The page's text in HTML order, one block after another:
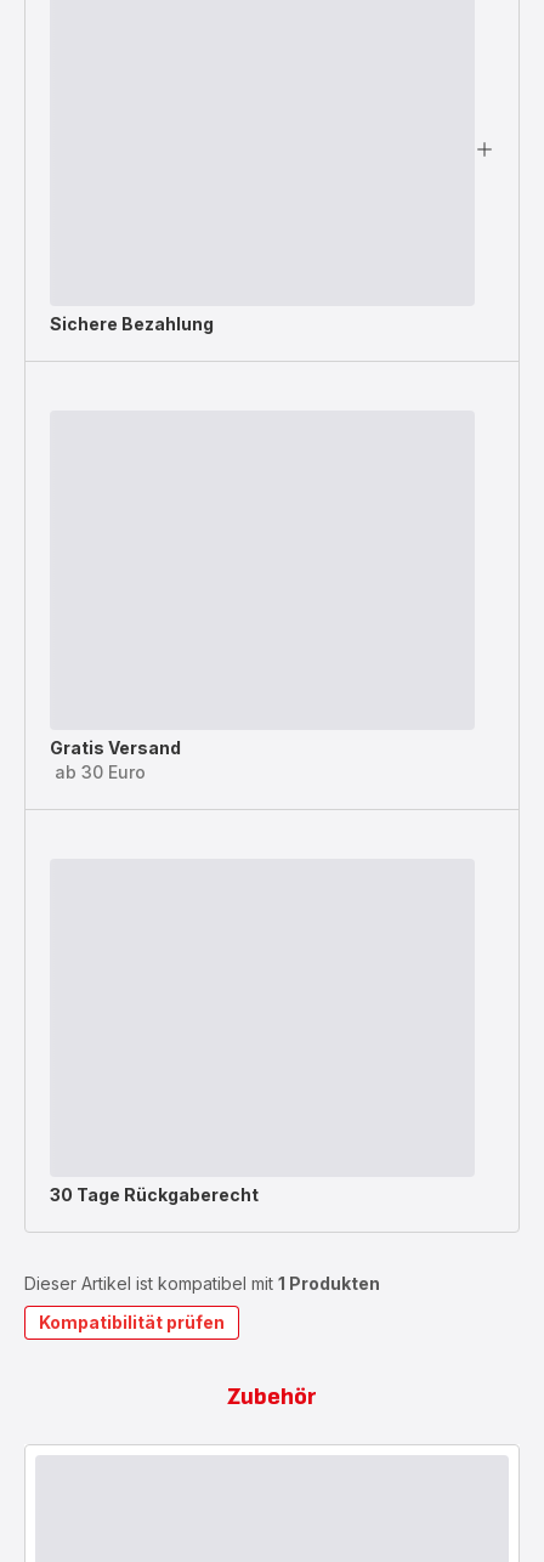
Sichere Bezahlung
Gratis Versand
ab 30 Euro
30 Tage Rückgaberecht
Dieser Artikel ist kompatibel mit 1 Produkten
Kompatibilität prüfen
Zubehör